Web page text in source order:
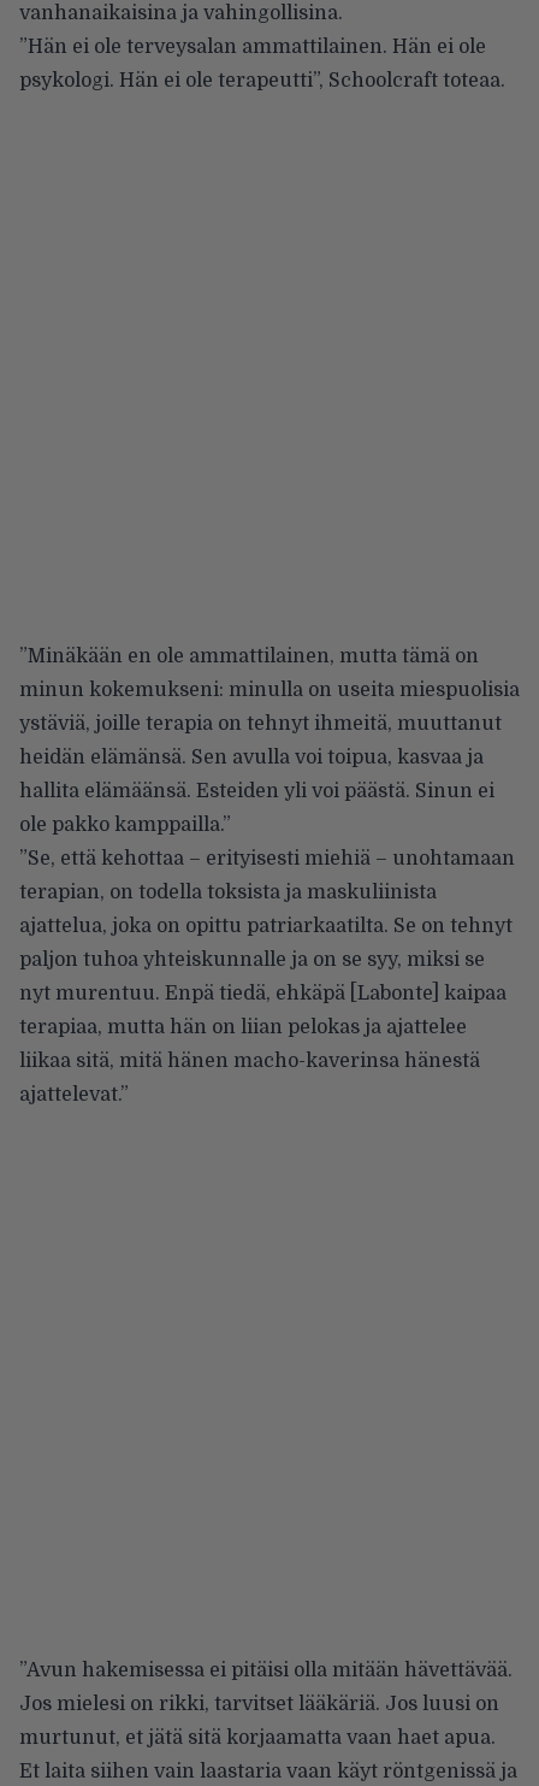
vanhanaikaisina ja vahingollisina.
”Hän ei ole terveysalan ammattilainen. Hän ei ole
psykologi. Hän ei ole terapeutti”, Schoolcraft toteaa.
”Minäkään en ole ammattilainen, mutta tämä on
minun kokemukseni: minulla on useita miespuolisia
ystäviä, joille terapia on tehnyt ihmeitä, muuttanut
heidän elämänsä. Sen avulla voi toipua, kasvaa ja
hallita elämäänsä. Esteiden yli voi päästä. Sinun ei
ole pakko kamppailla.”
”Se, että kehottaa – erityisesti miehiä – unohtamaan
terapian, on todella toksista ja maskuliinista
ajattelua, joka on opittu patriarkaatilta. Se on tehnyt
paljon tuhoa yhteiskunnalle ja on se syy, miksi se
nyt murentuu. Enpä tiedä, ehkäpä [Labonte] kaipaa
terapiaa, mutta hän on liian pelokas ja ajattelee
liikaa sitä, mitä hänen macho-kaverinsa hänestä
ajattelevat.”
”Avun hakemisessa ei pitäisi olla mitään hävettävää.
Jos mielesi on rikki, tarvitset lääkäriä. Jos luusi on
murtunut, et jätä sitä korjaamatta vaan haet apua.
Et laita siihen vain laastaria vaan käyt röntgenissä ja